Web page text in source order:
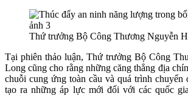
Thứ trưởng Bộ Công Thương Nguyễn
Tại phiên thảo luận, Thứ trưởng Bộ Công
Long cũng cho rằng những căng thẳng địa
chuỗi cung ứng toàn cầu và quá trình chuyển
tạo ra những áp lực mới đối với các quốc